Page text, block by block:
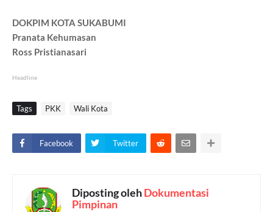
DOKPIM KOTA SUKABUMI
Pranata Kehumasan
Ross Pristianasari
Headline
Tags PKK Wali Kota
Facebook Twitter
Diposting olehDokumentasi
Pimpinan